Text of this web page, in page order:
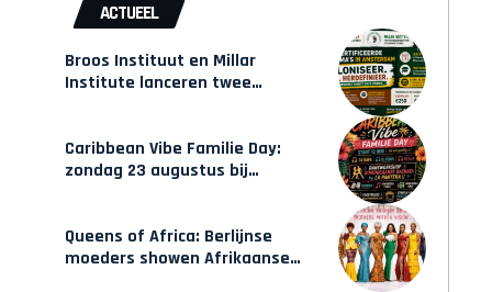
ACTUEEL
Broos Instituut en Millar
Institute lanceren twee
Caribbean Vibe Familie Day:
zondag 23 augustus bij
Queens of Africa: Berlijnse
moeders showen Afrikaanse